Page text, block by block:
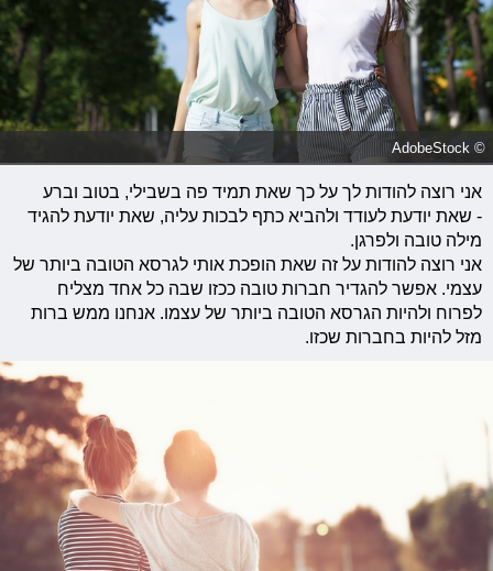
© AdobeStock
אני רוצה להודות לך על כך שאת תמיד פה בשבילי, בטוב וברע
- שאת יודעת לעודד ולהביא כתף לבכות עליה, שאת יודעת להגיד
מילה טובה ולפרגן.
אני רוצה להודות על זה שאת הופכת אותי לגרסא הטובה ביותר של
עצמי. אפשר להגדיר חברות טובה ככזו שבה כל אחד מצליח
לפרוח ולהיות הגרסא הטובה ביותר של עצמו. אנחנו ממש ברות
מזל להיות בחברות שכזו.